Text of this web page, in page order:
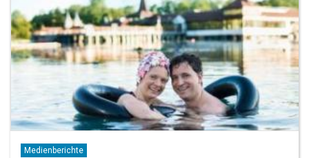
Medienberichte